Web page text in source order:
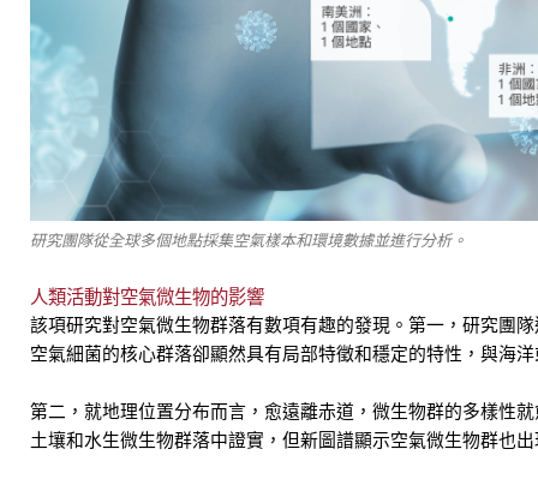
研究團隊從全球多個地點採集空氣樣本和環境數據並進行分析。
人類活動對空氣微生物的影響
該項研究對空氣微生物群落有數項有趣的發現。第一，研究團
空氣細菌的核心群落卻顯然具有局部特徵和穩定的特性，與海
第二，就地理位置分布而言，愈遠離赤道，微生物群的多樣性
土壤和水生微生物群落中證實，但新圖譜顯示空氣微生物群也